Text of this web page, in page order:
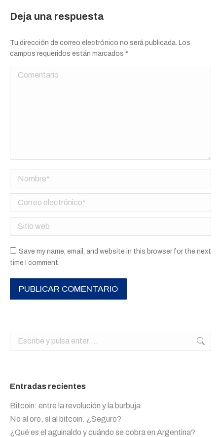
Deja una respuesta
Tu dirección de correo electrónico no será publicada. Los
campos requeridos están marcados *
Comentario
Nombre *
Correo electrónico *
Sitio web
Save my name, email, and website in this browser for the next
time I comment.
PUBLICAR COMENTARIO
Buscar:
Entradas recientes
Bitcoin: entre la revolución y la burbuja
No al oro, sí al bitcoin. ¿Seguro?
¿Qué es el aguinaldo y cuándo se cobra en Argentina?